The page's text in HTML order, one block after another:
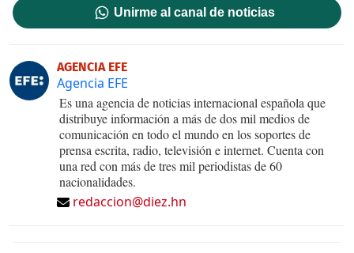
Unirme al canal de noticias
AGENCIA EFE
Agencia EFE
Es una agencia de noticias internacional española que
distribuye información a más de dos mil medios de
comunicación en todo el mundo en los soportes de
prensa escrita, radio, televisión e internet. Cuenta con
una red con más de tres mil periodistas de 60
nacionalidades.
redaccion@diez.hn